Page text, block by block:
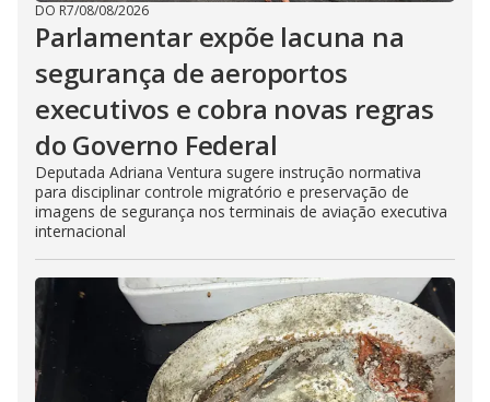
DO R7/08/08/2026
Parlamentar expõe lacuna na
segurança de aeroportos
executivos e cobra novas regras
do Governo Federal
Deputada Adriana Ventura sugere instrução normativa
para disciplinar controle migratório e preservação de
imagens de segurança nos terminais de aviação executiva
internacional